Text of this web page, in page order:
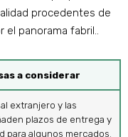
procedentes de
el panorama fabril..
a considerar
extranjero y las
plazos de entrega y
para algunos mercados.